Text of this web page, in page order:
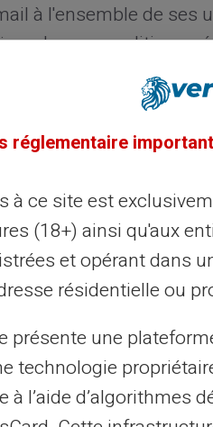
à l'ensemble de ses
de ses conditions
:
la suppression
, effective à compter du
par la page d'aide
interrompuset
et en Europe, cela
son compte Revolut
à un service
de Revolut
réglementaire
à ce site est
(18+) ainsi qu'aux
et opérant dans
résidentielle ou
présente une
technologie
à l’aide d’algorithmes